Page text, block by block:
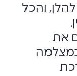
והכל
את